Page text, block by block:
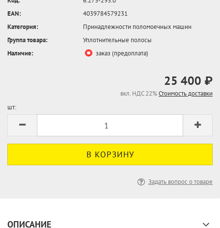
EAN:
4039784579231
Категория:
Принадлежности поломоечных машин
Группа товара:
Уплотнительные полосы
Наличие:
заказ (предоплата)
25 400 ₽
вкл. НДС 22%Стоимость доставки
шт:
Задать вопрос о товаре
ОПИСАНИЕ